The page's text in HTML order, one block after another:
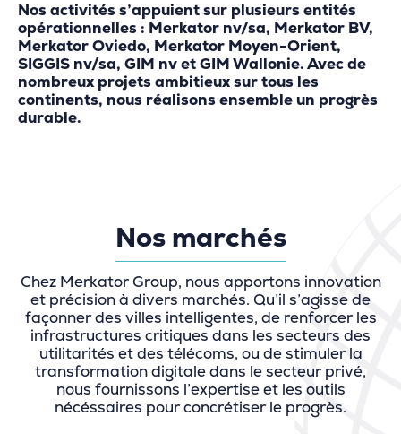
Nos activités s’appuient sur plusieurs entités
opérationnelles : Merkator nv/sa, Merkator BV,
Merkator Oviedo, Merkator Moyen-Orient,
SIGGIS nv/sa, GIM nv et GIM Wallonie. Avec de
nombreux projets ambitieux sur tous les
continents, nous réalisons ensemble un progrès
durable.
Nos marchés
Chez Merkator Group, nous apportons innovation
et précision à divers marchés. Qu’il s’agisse de
façonner des villes intelligentes, de renforcer les
infrastructures critiques dans les secteurs des
utilitarités et des télécoms, ou de stimuler la
transformation digitale dans le secteur privé,
nous fournissons l’expertise et les outils
nécéssaires pour concrétiser le progrès.